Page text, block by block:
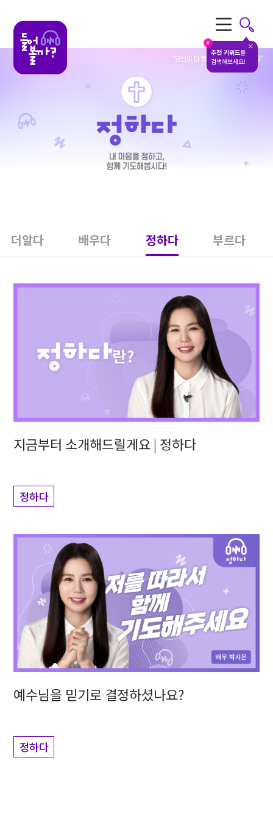
#
추천 키워드를
검색해보세요!
더알다 배우다 정하다 부르다
지금부터 소개해드릴게요 | 정하다
정하다
예수님을 믿기로 결정하셨나요?
정하다